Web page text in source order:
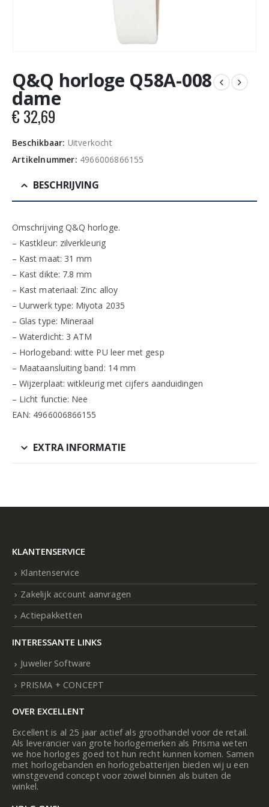
Q&Q horloge Q58A-008
dame
€ 32,69
Beschikbaar: Uitverkocht
Artikelnummer: 4966006866155
BESCHRIJVING
Omschrijving Q&Q horloge.
– Kastkleur: zilverkleurig
– Kast maat: 31 mm
– Kast dikte: 7.8 mm
– Kast materiaal: Zinc alloy
– Uurwerk type: Miyota 2035
– Glas type: Mineraal
– Waterdicht: 3 ATM
– Horlogeband: witte PU leer met gesp
– Maataansluiting band: 14 mm
– Wijzerplaat: witkleurig met cijfers aanduidingen
– Licht functie: Nee
EAN: 4966006866155
EXTRA INFORMATIE
KLANTENSERVICE
Klantenservice
Zakelijk account aanvragen
Actiepakketten
INTERESSANTE LINKS
Juwelier Software
PRISMA + CONCEPT
OVER EXCELLENT
Excellent is al 25 jaar actief als groothandel voor de retail.
Als leverancier van grote horlogemerken als Prisma weten
we hoe horloges goed tot hun recht kunnen komen. Samen
met horlogebanden en horlogebatterijen bieden wij u een
winstgevend concept voor zowel binnen als buiten de
winkel.